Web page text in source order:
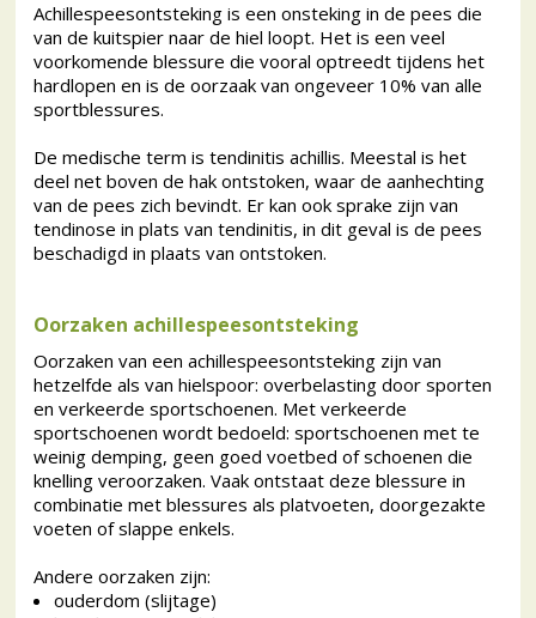
Achillespeesontsteking is een onsteking in de pees die
van de kuitspier naar de hiel loopt. Het is een veel
voorkomende blessure die vooral optreedt tijdens het
hardlopen en is de oorzaak van ongeveer 10% van alle
sportblessures.
De medische term is tendinitis achillis. Meestal is het
deel net boven de hak ontstoken, waar de aanhechting
van de pees zich bevindt. Er kan ook sprake zijn van
tendinose in plats van tendinitis, in dit geval is de pees
beschadigd in plaats van ontstoken.
Oorzaken achillespeesontsteking
Oorzaken van een achillespeesontsteking zijn van
hetzelfde als van hielspoor: overbelasting door sporten
en verkeerde sportschoenen. Met verkeerde
sportschoenen wordt bedoeld: sportschoenen met te
weinig demping, geen goed voetbed of schoenen die
knelling veroorzaken. Vaak ontstaat deze blessure in
combinatie met blessures als platvoeten, doorgezakte
voeten of slappe enkels.
Andere oorzaken zijn:
ouderdom (slijtage)